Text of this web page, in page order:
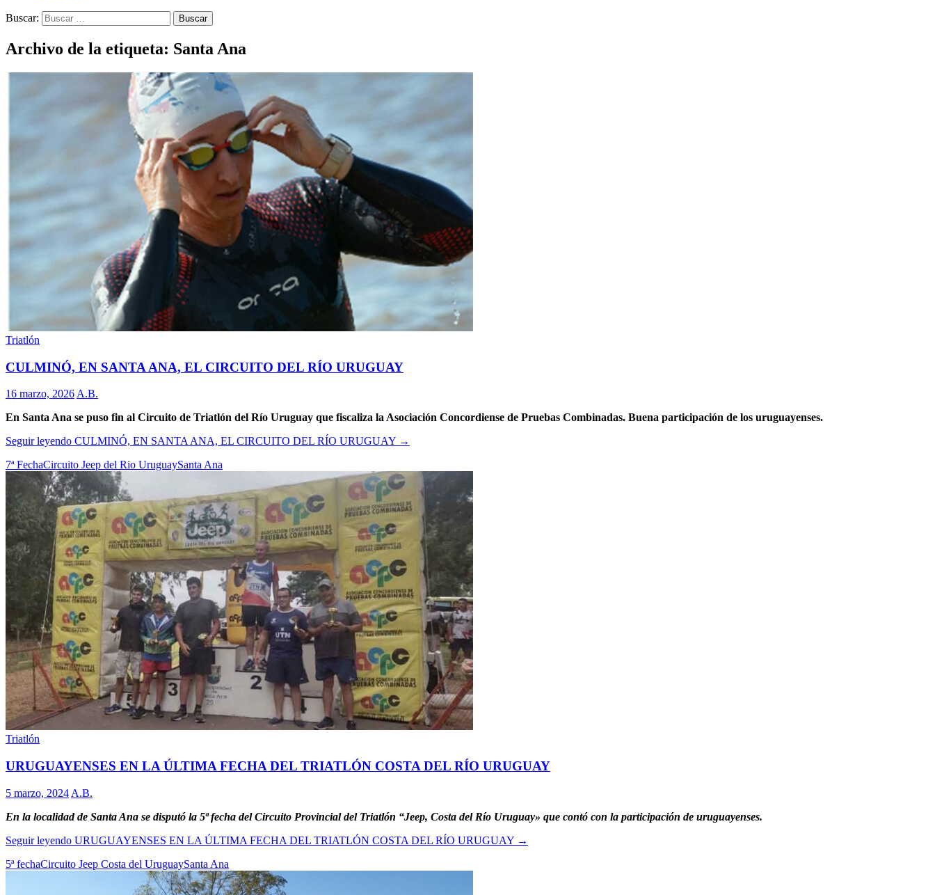
Buscar:
Archivo de la etiqueta: Santa Ana
Triatlón
CULMINÓ, EN SANTA ANA, EL CIRCUITO DEL RÍO URUGUAY
16 marzo, 2026 A.B.
En Santa Ana se puso fin al Circuito de Triatlón del Río Uruguay que fiscaliza la Asociación Concordiense de Pruebas Combinadas. Buena participación de los uruguayenses.
Seguir leyendo CULMINÓ, EN SANTA ANA, EL CIRCUITO DEL RÍO URUGUAY →
7ª FechaCircuito Jeep del Rio UruguaySanta Ana
Triatlón
URUGUAYENSES EN LA ÚLTIMA FECHA DEL TRIATLÓN COSTA DEL RÍO URUGUAY
5 marzo, 2024 A.B.
En la localidad de Santa Ana se disputó la 5ª fecha del Circuito Provincial del Triatlón “Jeep, Costa del Río Uruguay» que contó con la participación de uruguayenses.
Seguir leyendo URUGUAYENSES EN LA ÚLTIMA FECHA DEL TRIATLÓN COSTA DEL RÍO URUGUAY →
5ª fechaCircuito Jeep Costa del UruguaySanta Ana